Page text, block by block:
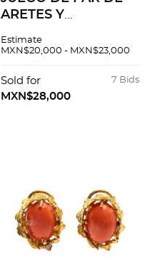
ARETES Y
DIAMANTES, RUBI Y
CULTIVADAS EN
ORO AMARILLO DE
Estimate
MXN$20,000 - MXN$23,000
7 Bids
Sold for
MXN$28,000